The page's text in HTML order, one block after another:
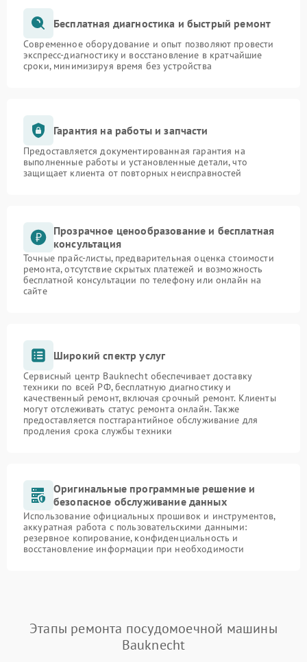
Бесплатная диагностика и быстрый ремонт
Современное оборудование и опыт позволяют провести
экспресс-диагностику и восстановление в кратчайшие
сроки, минимизируя время без устройства
Гарантия на работы и запчасти
Предоставляется документированная гарантия на
выполненные работы и установленные детали, что
защищает клиента от повторных неисправностей
Прозрачное ценообразование и бесплатная
консультация
Точные прайс-листы, предварительная оценка стоимости
ремонта, отсутствие скрытых платежей и возможность
бесплатной консультации по телефону или онлайн на
сайте
Широкий спектр услуг
Сервисный центр Bauknecht обеспечивает доставку
техники по всей РФ, бесплатную диагностику и
качественный ремонт, включая срочный ремонт. Клиенты
могут отслеживать статус ремонта онлайн. Также
предоставляется постгарантийное обслуживание для
продления срока службы техники
Оригинальные программные решение и
безопасное обслуживание данных
Использование официальных прошивок и инструментов,
аккуратная работа с пользовательскими данными:
резервное копирование, конфиденциальность и
восстановление информации при необходимости
Этапы ремонта посудомоечной машины
Bauknecht